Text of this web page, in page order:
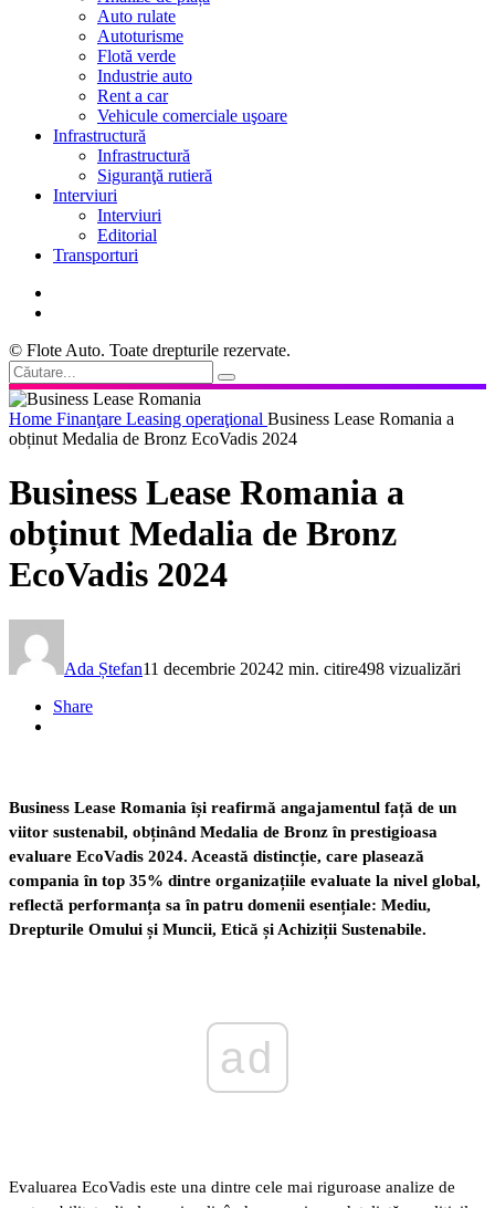
Auto rulate
Autoturisme
Flotă verde
Industrie auto
Rent a car
Vehicule comerciale uşoare
Infrastructură
Infrastructură
Siguranţă rutieră
Interviuri
Interviuri
Editorial
Transporturi
© Flote Auto. Toate drepturile rezervate.
Home Finanţare Leasing operaţional Business Lease Romania a
obținut Medalia de Bronz EcoVadis 2024
Business Lease Romania a
obținut Medalia de Bronz
EcoVadis 2024
Ada Ștefan11 decembrie 20242 min. citire498 vizualizări
Share
Business Lease Romania își reafirmă angajamentul față de un
viitor sustenabil, obținând Medalia de Bronz în prestigioasa
evaluare EcoVadis 2024. Această distincție, care plasează
compania în top 35% dintre organizațiile evaluate la nivel global,
reflectă performanța sa în patru domenii esențiale: Mediu,
Drepturile Omului și Muncii, Etică și Achiziții Sustenabile.
ad
Evaluarea EcoVadis este una dintre cele mai riguroase analize de